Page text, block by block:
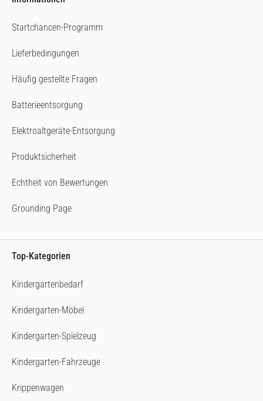
Startchancen-Programm
Lieferbedingungen
Häufig gestellte Fragen
Batterieentsorgung
Elektroaltgeräte-Entsorgung
Produktsicherheit
Echtheit von Bewertungen
Grounding Page
Top-Kategorien
Kindergartenbedarf
Kindergarten-Möbel
Kindergarten-Spielzeug
Kindergarten-Fahrzeuge
Krippenwagen